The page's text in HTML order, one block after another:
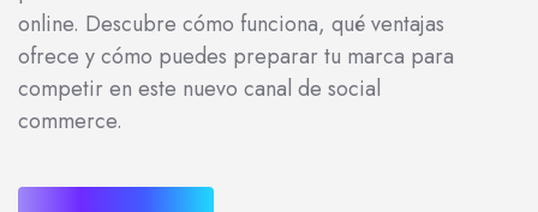
online. Descubre cómo funciona, qué ventajas
ofrece y cómo puedes preparar tu marca para
competir en este nuevo canal de social
commerce.